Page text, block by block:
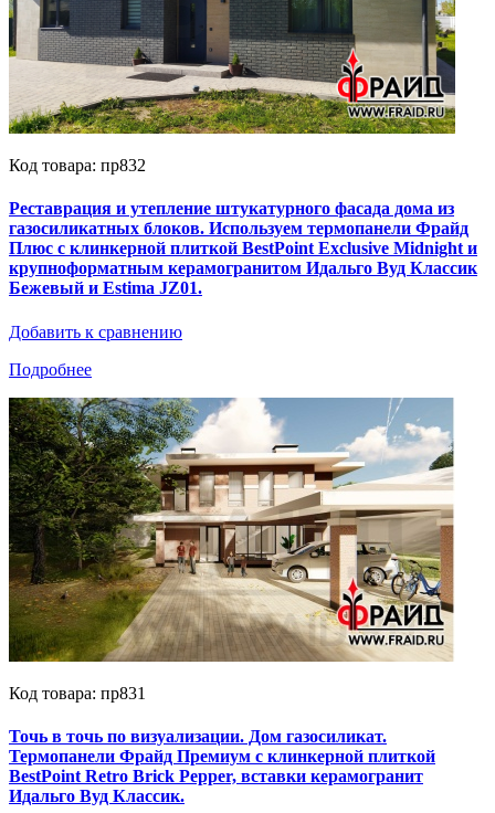
Код товара: пр832
Реставрация и утепление штукатурного фасада дома из
газосиликатных блоков. Используем термопанели Фрайд
Плюс с клинкерной плиткой BestPoint Exclusive Midnight и
крупноформатным керамогранитом Идальго Вуд Классик
Бежевый и Estima JZ01.
Добавить к сравнению
Подробнее
Код товара: пр831
Точь в точь по визуализации. Дом газосиликат.
Термопанели Фрайд Премиум с клинкерной плиткой
BestPoint Retro Brick Pepper, вставки керамогранит
Идальго Вуд Классик.